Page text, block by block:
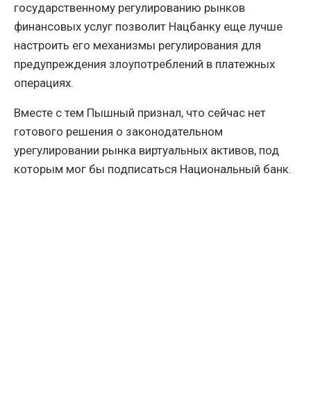
государственному регулированию рынков
финансовых услуг позволит Нацбанку еще лучше
настроить его механизмы регулирования для
предупреждения злоупотреблений в платежных
операциях.
Вместе с тем Пышный признал, что сейчас нет
готового решения о законодательном
урегулировании рынка виртуальных активов, под
которым мог бы подписаться Национальный банк.